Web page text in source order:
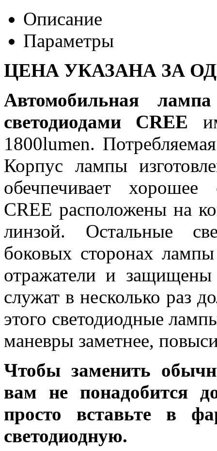
Описание
Параметры
ЦЕНА УКАЗАНА ЗА
Автомобильная
светодиодами CREE
1800lumen.
Корпус лампы
обечпечивает
CREE расположены на
линзой. Остальные
боковых сторонах
отражатели и
служат в несколько раз
этого светодиодные
маневры заметнее,
Чтобы заменить
вам не понадобится
просто вставьте в
светодиодную.